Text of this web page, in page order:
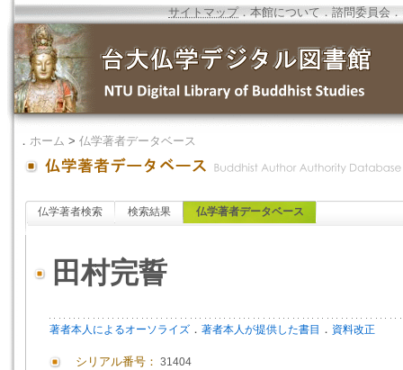
サイトマップ．本館について ．諮問委員会 ．
． ホーム > 仏学著者データベース
仏学著者検索 検索結果 仏学著者データベース
田村完誓
著者本人によるオーソライズ ． 著者本人が提供した書目 ． 資料改正
シリアル番号： 31404